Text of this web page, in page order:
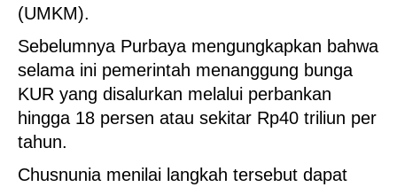
(UMKM).
Sebelumnya Purbaya mengungkapkan bahwa
selama ini pemerintah menanggung bunga
KUR yang disalurkan melalui perbankan
hingga 18 persen atau sekitar Rp40 triliun per
tahun.
Chusnunia menilai langkah tersebut dapat